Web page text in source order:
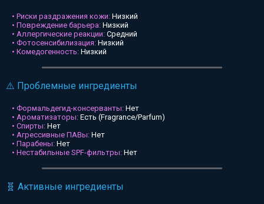
• Риски раздражения кожи: Низкий
• Повреждение барьера: Низкий
• Аллергические реакции: Средний
• Фотосенсибилизация: Низкий
• Комедогенность: Низкий
⚠️ Проблемные ингредиенты
• Формальдегид-консерванты: Нет
• Ароматизаторы: Есть (Fragrance/Parfum)
• Спирты: Нет
• Агрессивные ПАВы: Нет
• Парабены: Нет
• Нестабильные SPF-фильтры: Нет
🧬 Активные ингредиенты